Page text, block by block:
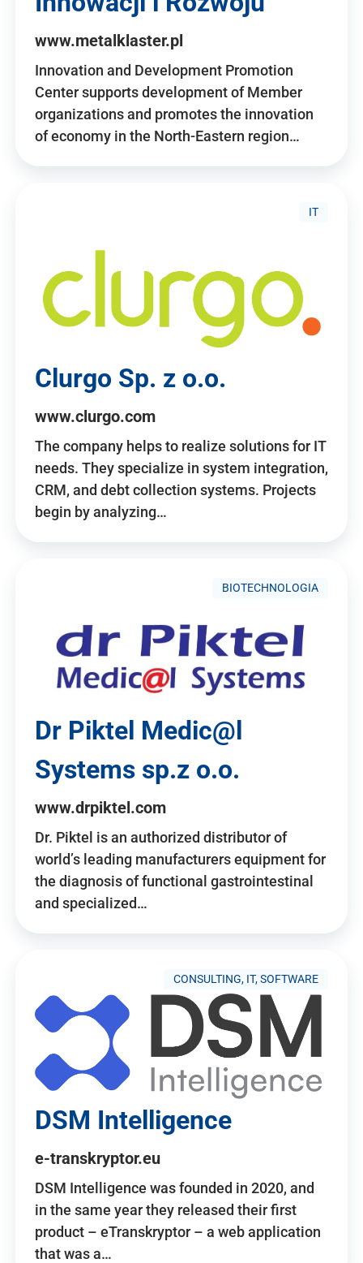
www.metalklaster.pl
Innovation and Development Promotion
Center supports development of Member
organizations and promotes the innovation
of economy in the North-Eastern region…
IT
Clurgo Sp. z o.o.
www.clurgo.com
The company helps to realize solutions for IT
needs. They specialize in system integration,
CRM, and debt collection systems. Projects
begin by analyzing…
BIOTECHNOLOGIA
Dr Piktel Medic@l
Systems sp.z o.o.
www.drpiktel.com
Dr. Piktel is an authorized distributor of
world’s leading manufacturers equipment for
the diagnosis of functional gastrointestinal
and specialized…
CONSULTING, IT, SOFTWARE
DSM Intelligence
e-transkryptor.eu
DSM Intelligence was founded in 2020, and
in the same year they released their first
product – eTranskryptor – a web application
that was a…